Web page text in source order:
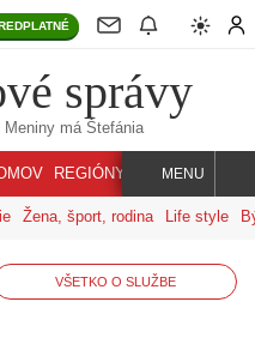
správy
| Meniny má Štefánia
REGIÓNY INDEX SVET
MENU
Žena, šport, rodina Life style
VŠETKO O SLUŽBE